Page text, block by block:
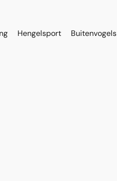
Hengelsport Buitenvogels